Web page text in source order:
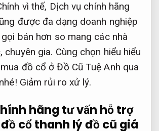
vì thế, Dịch vụ chính hãng
được đa dạng doanh nghiệp
bán hơn so mang các nhà
chuyên gia. Cùng chọn hiểu hiểu
đồ cổ ở Đồ Cũ Tuệ Anh qua
Giảm rủi ro xử lý.
hãng tư vấn hỗ trợ
cổ thanh lý đồ cũ giá